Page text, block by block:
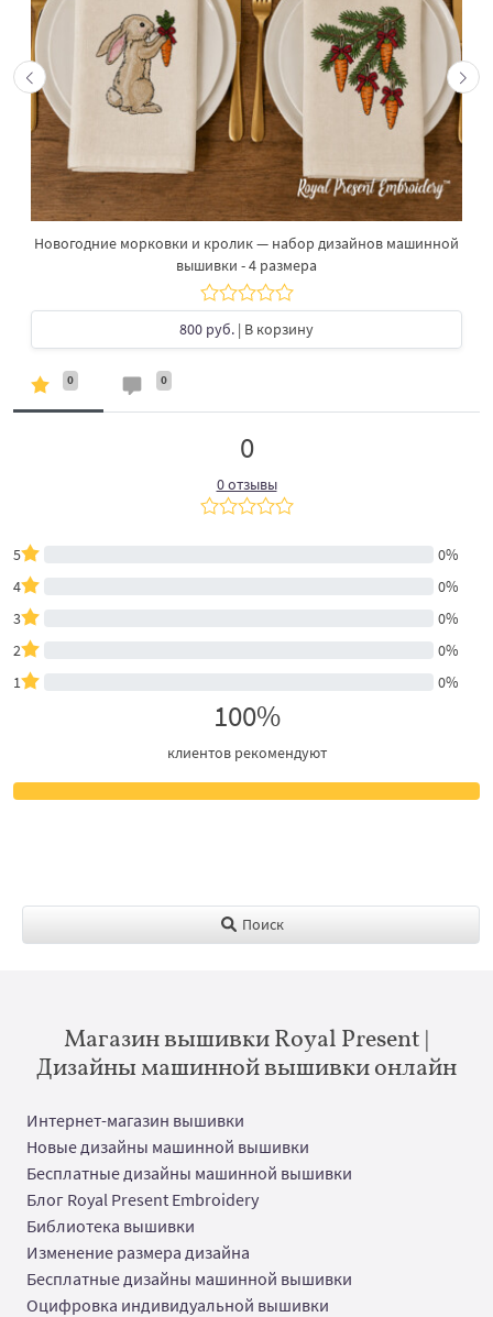
Новогодние морковки и кролик — набор дизайнов машинной
вышивки - 4 размера
800 руб. | В корзину
0 0
0
0 отзывы
5
0%
4
0%
3
0%
2
0%
1
0%
100%
клиентов рекомендуют
Поиск
Магазин вышивки Royal Present |
Дизайны машинной вышивки онлайн
Интернет-магазин вышивки
Новые дизайны машинной вышивки
Бесплатные дизайны машинной вышивки
Блог Royal Present Embroidery
Библиотека вышивки
Изменение размера дизайна
Бесплатные дизайны машинной вышивки
Оцифровка индивидуальной вышивки